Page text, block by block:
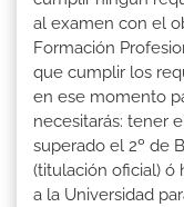
al examen con el
Formación
que cumplir los
en ese momento
necesitarás: tener
superado el 2º de
(titulación oficial) ó
a la Universidad